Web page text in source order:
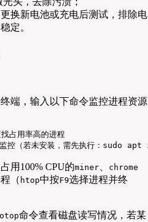
更换新电池或充电后测试，排除电
定。
终端，输入以下命令监控进程资源
占用率高的进程
控（若未安装，需先执行：sudo
用100% CPU的miner chrome
（ htop中按F9选择进程并终
命令查看磁盘读写情况，若某